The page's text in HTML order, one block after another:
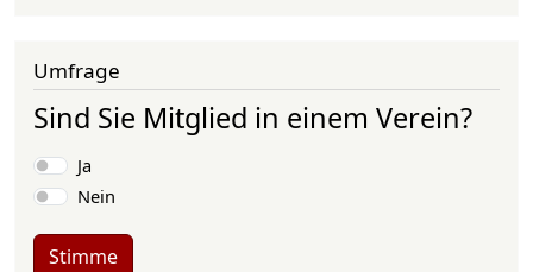
Umfrage
Sind Sie Mitglied in einem Verein?
Auswahlmöglichkeiten
Ja
Nein
Stimme